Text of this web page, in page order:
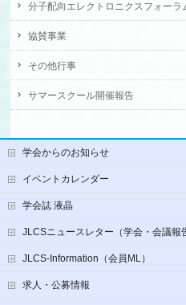
分子配向エレクトロニクスフォーラ
協賛事業
その他行事
サマースクール開催報告
学会からのお知らせ
イベントカレンダー
学会誌 液晶
JLCSニュースレター（学会・会議報
JLCS-Information（会員ML）
求人・公募情報